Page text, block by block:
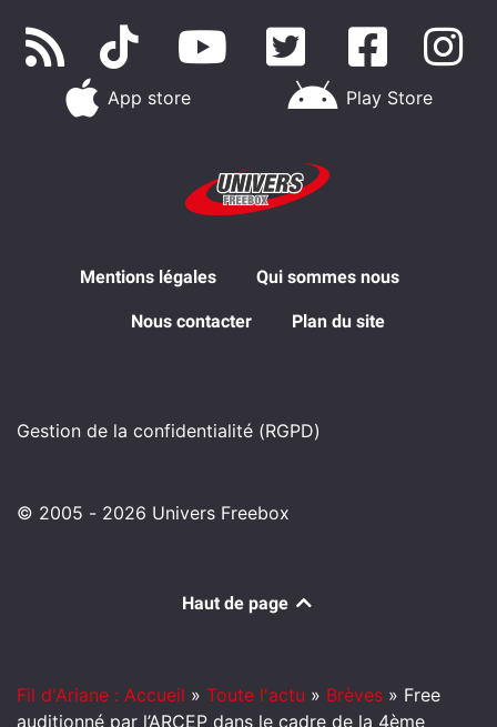
App store Play Store
Mentions légales Qui sommes nous
Nous contacter Plan du site
Gestion de la confidentialité (RGPD)
© 2005 - 2026 Univers Freebox
Haut de page
Fil d'Ariane : Accueil » Toute l'actu » Brèves » Free
auditionné par l’ARCEP dans le cadre de la 4ème